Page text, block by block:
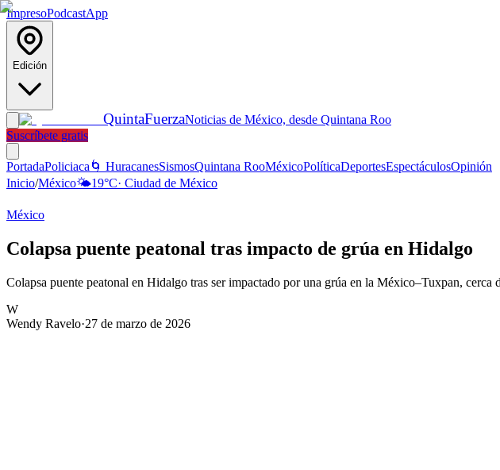
ImpresoPodcastApp
Edición
QuintaFuerzaNoticias de México, desde Quintana Roo
Suscríbete gratis
PortadaPoliciaca 🌀 HuracanesSismosQuintana RooMéxicoPolíticaDeportesEspectáculosOpinión
Inicio/México🌤️19°C· Ciudad de México
México
Colapsa puente peatonal tras impacto de grúa en Hidalgo
Colapsa puente peatonal en Hidalgo tras ser impactado por una grúa en la México–Tuxpan,
W
Wendy Ravelo·27 de marzo de 2026